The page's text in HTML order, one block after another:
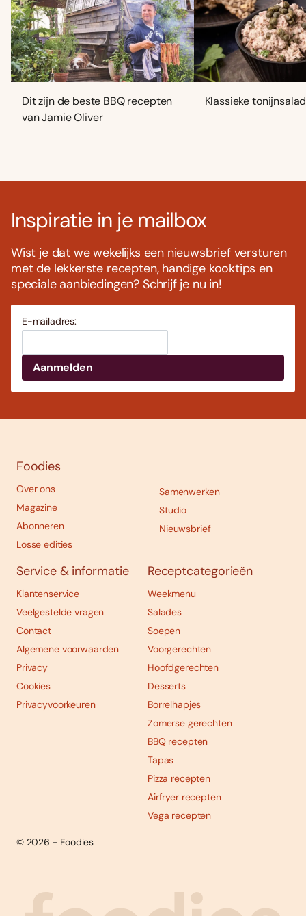
Abonneren
Dit zijn de beste BBQ recepten
van Jamie Oliver
Klassieke
Inspiratie in je mailbox
Wist je dat we wekelijks een nieuwsbrief versturen
met de lekkerste recepten, handige kooktips en
speciale aanbiedingen? Schrijf je nu in!
E-mailadres:
Foodies
Over ons
Magazine
Abonneren
Losse edities
Samenwerken
Studio
Nieuwsbrief
Service & informatie
Klantenservice
Veelgestelde vragen
Contact
Algemene voorwaarden
Privacy
Cookies
Privacyvoorkeuren
Receptcategorieën
Weekmenu
Salades
Soepen
Voorgerechten
Hoofdgerechten
Desserts
Borrelhapjes
Zomerse gerechten
BBQ recepten
Tapas
Pizza recepten
Airfryer recepten
Vega recepten
© 2026 - Foodies